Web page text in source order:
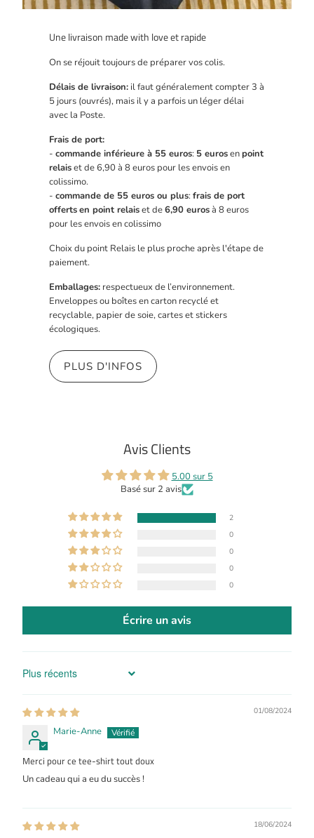
Une livraison made with love et rapide
On se réjouit toujours de préparer vos colis.
Délais de livraison: il faut généralement compter 3 à
5 jours (ouvrés), mais il y a parfois un léger délai
avec la Poste.
Frais de port:
-commande inférieure à 55 euros: 5 eurosenpoint
relaiset de 6,90 à 8 euros pour les envois en
colissimo.
-commande de 55 euros ou plus:frais de port
offertsen point relaiset de6,90 eurosà 8 euros
pour les envois en colissimo
Choix du point Relais le plus proche après l'étape de
paiement.
Emballages: respectueux de l’environnement.
Enveloppes ou boîtes en carton recyclé et
recyclable, papier de soie, cartes et stickers
écologiques.
PLUS D'INFOS
Avis Clients
5.00 sur 5
Basé sur 2 avis
2
0
0
0
0
Écrire un avis
Sort by
01/08/2024
Marie-Anne
Merci pour ce tee-shirt tout doux
Un cadeau qui a eu du succès !
18/06/2024